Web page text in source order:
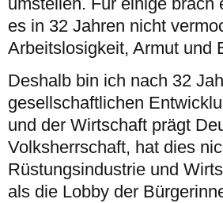
es in 32 Jahren nicht
Arbeitslosigkeit, Armut und
Deshalb bin ich nach 32
gesellschaftlichen
und der Wirtschaft prägt
Volksherrschaft, hat dies
Rüstungsindustrie und
als die Lobby der